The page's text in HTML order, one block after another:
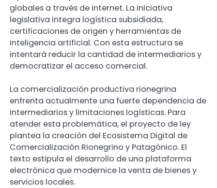
globales a través de internet. La iniciativa
legislativa integra logística subsidiada,
certificaciones de origen y herramientas de
inteligencia artificial. Con esta estructura se
intentará reducir la cantidad de intermediarios y
democratizar el acceso comercial.
La comercialización productiva rionegrina
enfrenta actualmente una fuerte dependencia de
intermediarios y limitaciones logísticas. Para
atender esta problemática, el proyecto de ley
plantea la creación del Ecosistema Digital de
Comercialización Rionegrino y Patagónico. El
texto estipula el desarrollo de una plataforma
electrónica que modernice la venta de bienes y
servicios locales.